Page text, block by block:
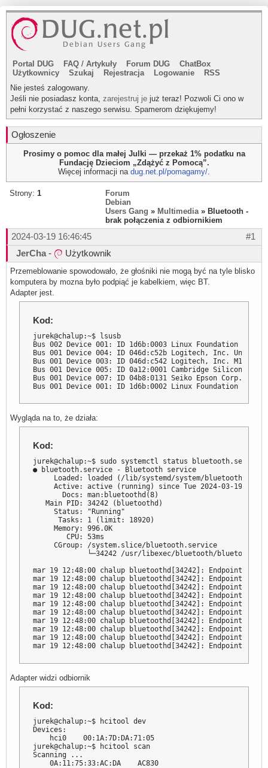
Portal DUG FAQ / Artykuły Forum DUG
ChatBox
Użytkownicy
Szukaj Rejestracja Logowanie
RSS
Nie jesteś zalogowany.
Jeśli nie posiadasz konta, zarejestruj je już teraz! Pozwoli Ci ono w
pełni korzystać z naszego serwisu. Spamerom dziękujemy!
Ogłoszenie
Prosimy o pomoc dla małej Julki — przekaż 1% podatku na
Fundację Dzieciom „Zdążyć z Pomocą”.
Więcej informacji na dug.net.pl/pomagamy/.
Strony: 1
Forum
Debian
Users Gang » Multimedia» Bluetooth -
brak połączenia z odbiornikiem
#1
2024-03-19 16:46:45
JerCha - Użytkownik
Przemeblowanie spowodowało, że głośniki nie mogą być na tyle blisko
komputera by mozna było podpiąć je kabelkiem, więc BT.
Adapter jest.
Kod:
jurek@chalup:~$ lsusb
Bus 002 Device 001: ID 1d6b:0003 Linux Foundation 3.0
Bus 001 Device 004: ID 046d:c52b Logitech, Inc.
Bus 001 Device 003: ID 046d:c542 Logitech, Inc. M185
Bus 001 Device 005: ID 0a12:0001 Cambridge Silicon
Bus 001 Device 007: ID 04b8:0131 Seiko Epson Corp. GT-
Bus 001 Device 001: ID 1d6b:0002 Linux Foundation 2.0
Wygląda na to, że działa:
Kod:
jurek@chalup:~$ sudo systemctl status bluetooth.service
● bluetooth.service - Bluetooth service
Loaded: loaded (/lib/systemd/system/
Active: active (running) since Tue 2024-03-19
       Docs: man:bluetoothd(8)
   Main PID: 34242 (bluetoothd)
     Status: "Running"
      Tasks: 1 (limit: 18920)
     Memory: 996.0K
        CPU: 53ms
     CGroup: /system.slice/bluetooth.service
             └─34242 /usr/libexec/bluetooth/bluetoothd
mar 19 12:48:00 chalup bluetoothd[34242]: Endpoint
mar 19 12:48:00 chalup bluetoothd[34242]: Endpoint
mar 19 12:48:00 chalup bluetoothd[34242]: Endpoint
mar 19 12:48:00 chalup bluetoothd[34242]: Endpoint
mar 19 12:48:00 chalup bluetoothd[34242]: Endpoint
mar 19 12:48:00 chalup bluetoothd[34242]: Endpoint
mar 19 12:48:00 chalup bluetoothd[34242]: Endpoint
mar 19 12:48:00 chalup bluetoothd[34242]: Endpoint
mar 19 12:48:00 chalup bluetoothd[34242]: Endpoint
mar 19 12:48:00 chalup bluetoothd[34242]: Endpoint
Adapter widzi odbiornik
Kod:
jurek@chalup:~$ hcitool dev
Devices:
    hci0    00:1A:7D:DA:71:05
jurek@chalup:~$ hcitool scan
Scanning ...
    0A:11:75:33:AC:DA    AC830